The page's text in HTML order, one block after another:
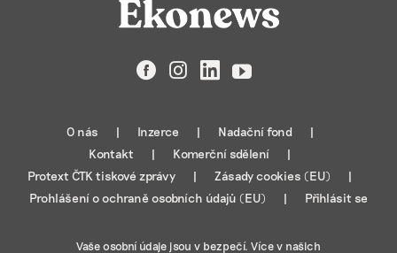
FacebookInstagramLinkedIn
YouTube
O nás Inzerce
Nadační fond
Kontakt
Komerční sdělení
Protext ČTK tiskové zprávy
Zásady cookies (EU)
Prohlášení o ochraně osobních údajů (EU)
Přihlásit se
Vaše osobní údaje jsou v bezpečí. Více v našich